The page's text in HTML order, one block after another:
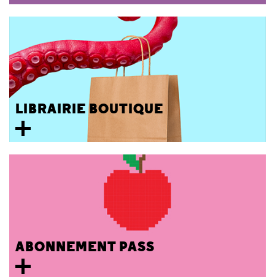
LIBRAIRIE BOUTIQUE
ABONNEMENT PASS